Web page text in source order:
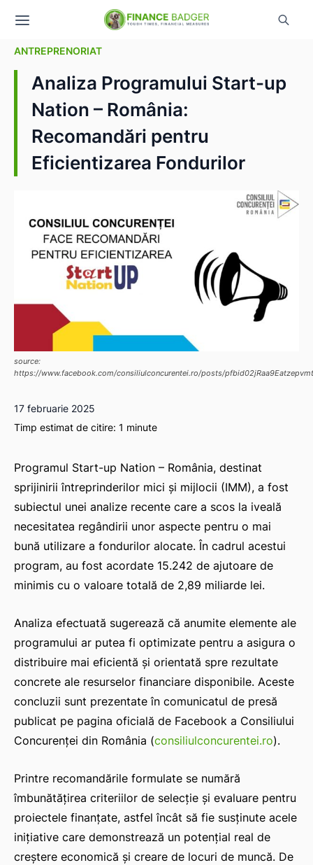
ANTREPRENORIAT
Analiza Programului Start-up
Nation – România:
Recomandări pentru
Eficientizarea Fondurilor
source:
https://www.facebook.com/consiliulconcurentei.ro/posts/
17 februarie 2025
Timp estimat de citire: 1 minute
Programul Start-up Nation – România, destinat
sprijinirii întreprinderilor mici și mijlocii (IMM), a fost
subiectul unei analize recente care a scos la iveală
necesitatea regândirii unor aspecte pentru o mai
bună utilizare a fondurilor alocate. În cadrul acestui
program, au fost acordate 15.242 de ajutoare de
minimis cu o valoare totală de 2,89 miliarde lei.
Analiza efectuată sugerează că anumite elemente ale
programului ar putea fi optimizate pentru a asigura o
distribuire mai eficientă și orientată spre rezultate
concrete ale resurselor financiare disponibile. Aceste
concluzii sunt prezentate în comunicatul de presă
publicat pe pagina oficială de Facebook a Consiliului
Concurenței din România (consiliulconcurentei.ro).
Printre recomandările formulate se numără
îmbunătățirea criteriilor de selecție și evaluare pentru
proiectele finanțate, astfel încât să fie susținute acele
inițiative care demonstrează un potențial real de
creștere economică și creare de locuri de muncă. De